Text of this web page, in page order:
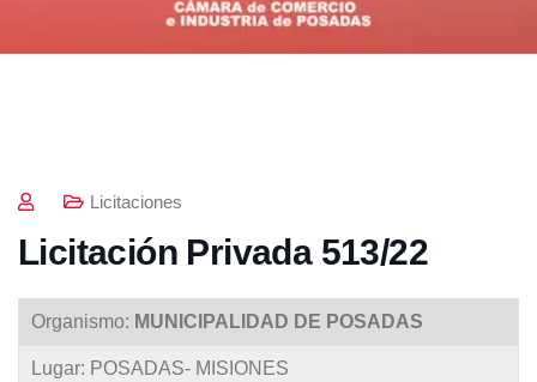
Licitaciones
Licitación Privada 513/22
Organismo: MUNICIPALIDAD DE POSADAS
Lugar: POSADAS- MISIONES